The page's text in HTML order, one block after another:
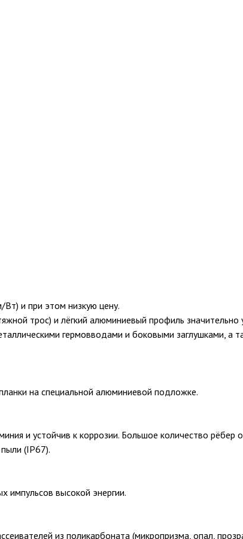
и при этом низкую цену.
трос) и лёгкий алюминиевый профиль
гермовводами и боковыми заглушками, а
на специальной алюминиевой подложке.
и устойчив к коррозии. Большое количество
(IP67).
импульсов высокой энергии.
из поликарбоната (микропризма, опал,